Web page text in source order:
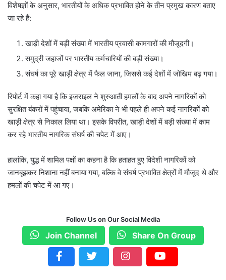
विशेषज्ञों के अनुसार, भारतीयों के अधिक प्रभावित होने के तीन प्रमुख कारण बताए
जा रहे हैं:
खाड़ी देशों में बड़ी संख्या में भारतीय प्रवासी कामगारों की मौजूदगी।
समुद्री जहाजों पर भारतीय कर्मचारियों की बड़ी संख्या।
संघर्ष का पूरे खाड़ी क्षेत्र में फैल जाना, जिससे कई देशों में जोखिम बढ़ गया।
रिपोर्ट में कहा गया है कि इजराइल ने शुरुआती हमलों के बाद अपने नागरिकों को
सुरक्षित बंकरों में पहुंचाया, जबकि अमेरिका ने भी पहले ही अपने कई नागरिकों को
खाड़ी क्षेत्र से निकाल लिया था। इसके विपरीत, खाड़ी देशों में बड़ी संख्या में काम
कर रहे भारतीय नागरिक संघर्ष की चपेट में आए।
हालांकि, युद्ध में शामिल पक्षों का कहना है कि हताहत हुए विदेशी नागरिकों को
जानबूझकर निशाना नहीं बनाया गया, बल्कि वे संघर्ष प्रभावित क्षेत्रों में मौजूद थे और
हमलों की चपेट में आ गए।
Follow Us on Our Social Media
Join Channel Share On Group